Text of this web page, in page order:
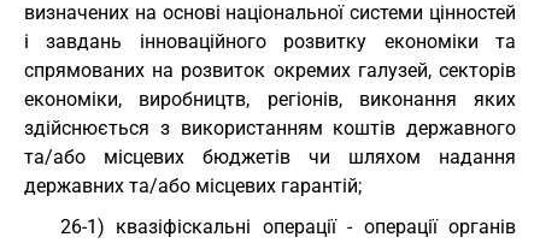
визначених на основі національної системи цінностей
і завдань інноваційного розвитку економіки та
спрямованих на розвиток окремих галузей, секторів
економіки, виробництв, регіонів, виконання яких
здійснюється з використанням коштів державного
та/або місцевих бюджетів чи шляхом надання
державних та/або місцевих гарантій;
26-1) квазіфіскальні операції - операції органів